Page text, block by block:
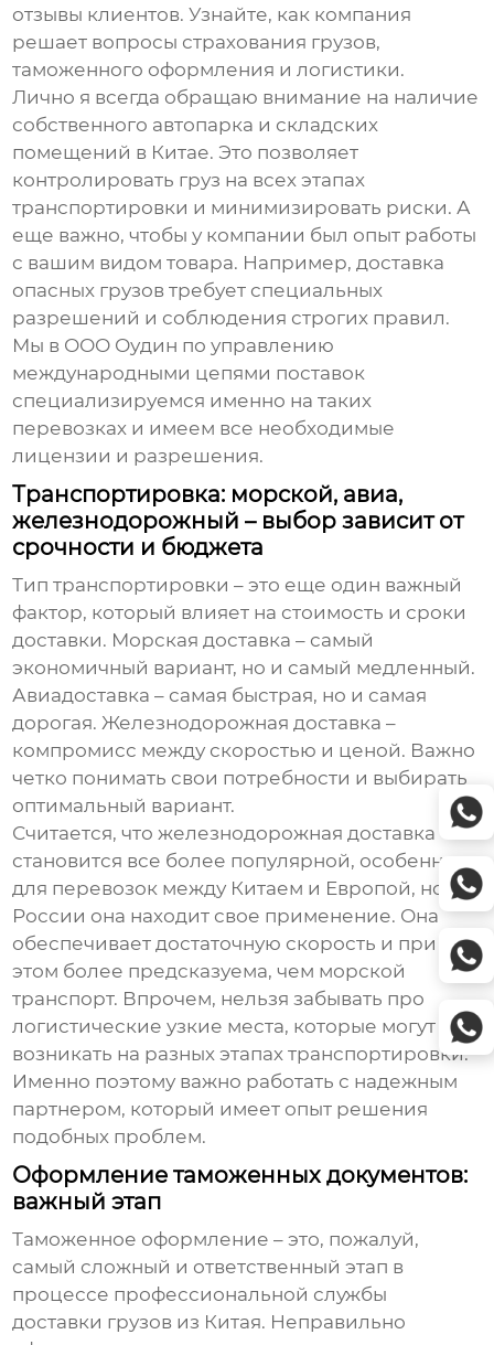
отзывы клиентов. Узнайте, как компания
решает вопросы страхования грузов,
таможенного оформления и логистики.
Лично я всегда обращаю внимание на наличие
собственного автопарка и складских
помещений в Китае. Это позволяет
контролировать груз на всех этапах
транспортировки и минимизировать риски. А
еще важно, чтобы у компании был опыт работы
с вашим видом товара. Например, доставка
опасных грузов требует специальных
разрешений и соблюдения строгих правил.
Мы в ООО Оудин по управлению
международными цепями поставок
специализируемся именно на таких
перевозках и имеем все необходимые
лицензии и разрешения.
Транспортировка: морской, авиа,
железнодорожный – выбор зависит от
срочности и бюджета
Тип транспортировки – это еще один важный
фактор, который влияет на стоимость и сроки
доставки. Морская доставка – самый
экономичный вариант, но и самый медленный.
Авиадоставка – самая быстрая, но и самая
дорогая. Железнодорожная доставка –
компромисс между скоростью и ценой. Важно
четко понимать свои потребности и выбирать
оптимальный вариант.
Считается, что железнодорожная доставка
становится все более популярной, особенно
для перевозок между Китаем и Европой, но и в
России она находит свое применение. Она
обеспечивает достаточную скорость и при
этом более предсказуема, чем морской
транспорт. Впрочем, нельзя забывать про
логистические узкие места, которые могут
возникать на разных этапах транспортировки.
Именно поэтому важно работать с надежным
партнером, который имеет опыт решения
подобных проблем.
Оформление таможенных документов:
важный этап
Таможенное оформление – это, пожалуй,
самый сложный и ответственный этап в
процессе профессиональной службы
доставки грузов из Китая. Неправильно